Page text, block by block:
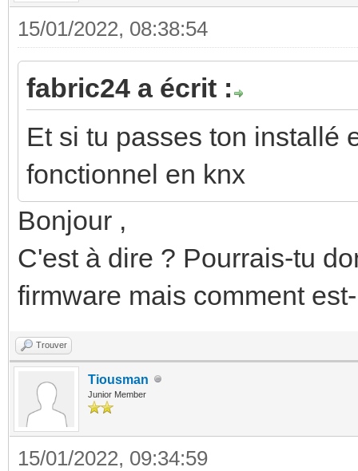
15/01/2022, 08:38:54
fabric24 a écrit :
Et si tu passes ton installé
fonctionnel en knx
Bonjour ,
C'est à dire ? Pourrais-tu
firmware mais comment
Trouver
Tiousman
Junior Member
15/01/2022, 09:34:59